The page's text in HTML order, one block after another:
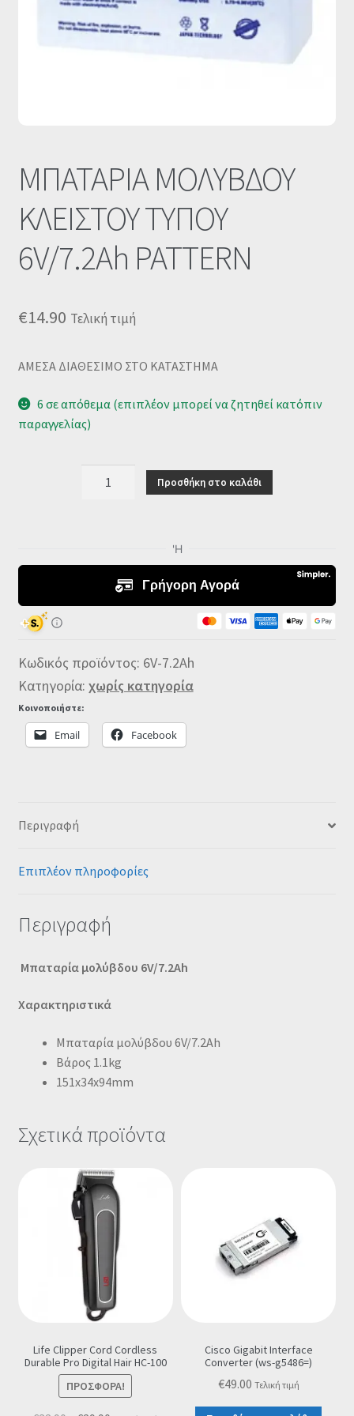
Οι Συνεργασίες μας
ΜΠΑΤΑΡΙΑ ΜΟΛΥΒΔΟΥ
ΚΛΕΙΣΤΟΥ ΤΥΠΟΥ
6V/7.2Ah PATTERN
€14.90 Τελική τιμή
ΑΜΕΣΑ ΔΙΑΘΕΣΙΜΟ ΣΤΟ ΚΑΤΑΣΤΗΜΑ
6 σε απόθεμα (επιπλέον μπορεί να ζητηθεί κατόπιν
παραγγελίας)
ποσότητα
Προσθήκη στο καλάθι
Κωδικός προϊόντος: 6V-7.2Ah
Κατηγορία: χωρίς κατηγορία
Κοινοποιήστε:
Email Facebook
Περιγραφή
Επιπλέον πληροφορίες
Περιγραφή
Μπαταρία μολύβδου 6V/7.2Ah
Χαρακτηριστικά
Μπαταρία μολύβδου 6V/7.2Ah
Βάρος 1.1kg
151x34x94mm
Σχετικά προϊόντα
Life Clipper Cord Cordless
Durable Pro Digital Hair HC-100
ΠΡΟΣΦΟΡΆ!
Cisco Gigabit Interface
Converter (ws-g5486=)
€49.00 Τελική τιμή